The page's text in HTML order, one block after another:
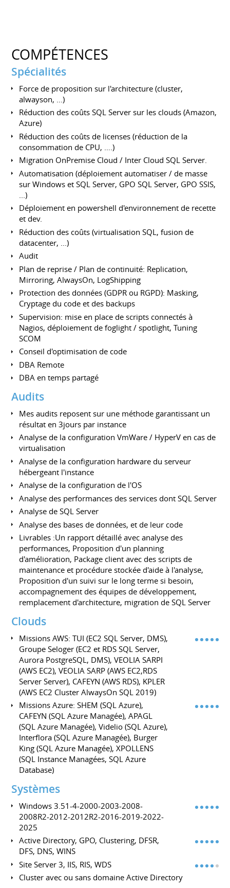
COMPÉTENCES
Spécialités
Force de proposition sur l'architecture (cluster,
alwayson, ...)
Réduction des coûts SQL Server sur les clouds (Amazon,
Azure)
Réduction des coûts de licenses (réduction de la
consommation de CPU, ….)
Migration OnPremise Cloud / Inter Cloud SQL Server.
Automatisation (déploiement automatiser / de masse
sur Windows et SQL Server, GPO SQL Server, GPO SSIS,
...)
Déploiement en powershell d'environnement de recette
et dev.
Réduction des coûts (virtualisation SQL, fusion de
datacenter, ...)
Audit
Plan de reprise / Plan de continuité: Replication,
Mirroring, AlwaysOn, LogShipping
Protection des données (GDPR ou RGPD): Masking,
Cryptage du code et des backups
Supervision: mise en place de scripts connectés à
Nagios, déploiement de foglight / spotlight, Tuning
SCOM
Conseil d'optimisation de code
DBA Remote
DBA en temps partagé
Audits
Mes audits reposent sur une méthode garantissant un
résultat en 3jours par instance
Analyse de la configuration VmWare / HyperV en cas de
virtualisation
Analyse de la configuration hardware du serveur
hébergeant l'instance
Analyse de la configuration de l'OS
Analyse des performances des services dont SQL Server
Analyse de SQL Server
Analyse des bases de données, et de leur code
Livrables :Un rapport détaillé avec analyse des
performances, Proposition d'un planning
d'amélioration, Package client avec des scripts de
maintenance et procédure stockée d'aide à l'analyse,
Proposition d'un suivi sur le long terme si besoin,
accompagnement des équipes de développement,
remplacement d'architecture, migration de SQL Server
Clouds
Missions AWS: TUI (EC2 SQL Server, DMS),
Groupe Seloger (EC2 et RDS SQL Server,
Aurora PostgreSQL, DMS), VEOLIA SARPI
(AWS EC2), VEOLIA SARP (AWS EC2,RDS
Server Server), CAFEYN (AWS RDS), KPLER
(AWS EC2 Cluster AlwaysOn SQL 2019)
Missions Azure: SHEM (SQL Azure),
CAFEYN (SQL Azure Managée), APAGL
(SQL Azure Managée), Videlio (SQL Azure),
Interflora (SQL Azure Managée), Burger
King (SQL Azure Managée), XPOLLENS
(SQL Instance Managées, SQL Azure
Database)
Systèmes
Windows 3.51-4-2000-2003-2008-
2008R2-2012-2012R2-2016-2019-2022-
2025
Active Directory, GPO, Clustering, DFSR,
DFS, DNS, WINS
Site Server 3, IIS, RIS, WDS
Cluster avec ou sans domaine Active Directory